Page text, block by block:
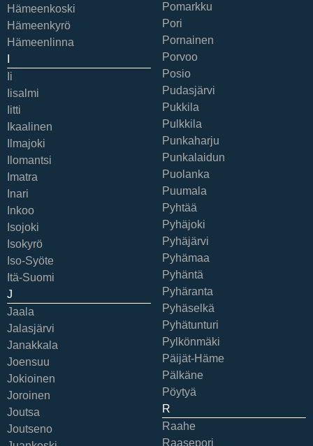
Hämeenkoski
Hämeenkyrö
Hämeenlinna
Ii
Iisalmi
Iitti
Ikaalinen
Ilmajoki
Ilomantsi
Imatra
Inari
Inkoo
Isojoki
Isokyrö
Iso-Syöte
Itä-Suomi
J
Jaala
Jalasjärvi
Janakkala
Joensuu
Jokioinen
Joroinen
Joutsa
Joutseno
Pomarkku
Pori
Pornainen
Porvoo
Posio
Pudasjärvi
Pukkila
Pulkkila
Punkaharju
Punkalaidun
Puolanka
Puumala
Pyhtää
Pyhäjoki
Pyhäjärvi
Pyhämaa
Pyhäntä
Pyhäranta
Pyhäselkä
Pyhätunturi
Pylkönmäki
Päijät-Häme
Pälkäne
Pöytyä
R
Raahe
Raasepori